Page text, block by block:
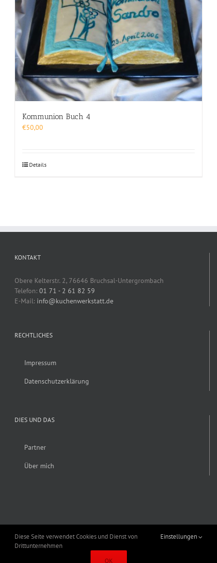
Kommunion Buch 4
€50,00
Details
KONTAKT
Obere Kelterstr. 2, 76646 Bruchsal-Untergrombach
Telefon: 01 71 - 2 61 82 59
E-Mail: info@kuchenwerkstatt.de
RECHTLICHES
Impressum
Datenschutzerklärung
DIES UND DAS
Partner
Über mich
Copyright 2019 Alexander Fröhlich | Alle Rechte vorbehalten | Erstellt von
Diese Seite verwendet Cookies und Dienst von
Drittunternehmen
Einstellungen
OK